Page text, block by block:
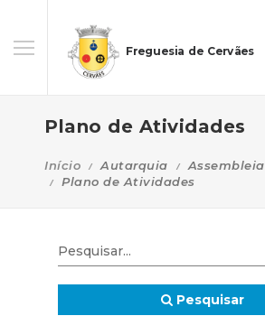
Freguesia de Cervães
Plano de Atividades
Início Autarquia
Assembleia
Plano de Atividades
Pesquisar